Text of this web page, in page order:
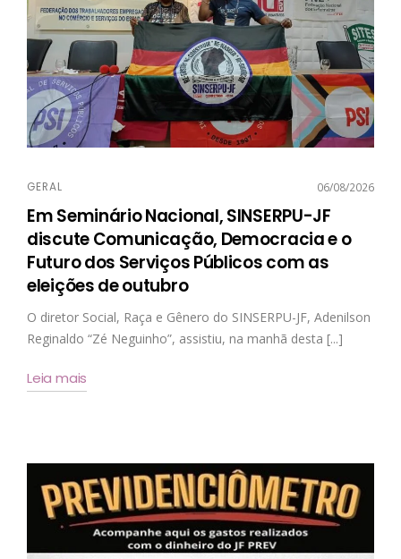
GERAL 06/08/2026
Em Seminário Nacional, SINSERPU-JF
discute Comunicação, Democracia e o
Futuro dos Serviços Públicos com as
eleições de outubro
O diretor Social, Raça e Gênero do SINSERPU-JF, Adenilson
Reginaldo “Zé Neguinho”, assistiu, na manhã desta [...]
Leia mais